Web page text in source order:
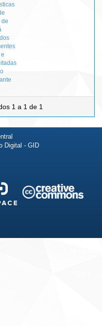
de
1 a 1 de 1
Digital - GID